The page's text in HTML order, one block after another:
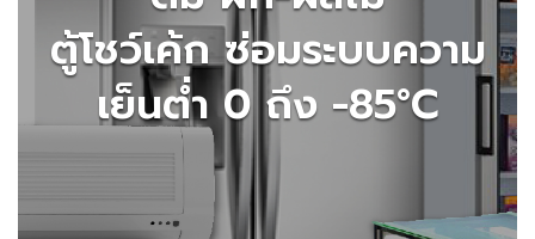
ตู้โชว์เค้ก ซ่อมระบบความ
เย็นต่ำ 0 ถึง -85°C